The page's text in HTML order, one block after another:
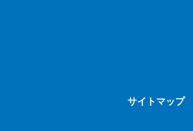
サイトマップ